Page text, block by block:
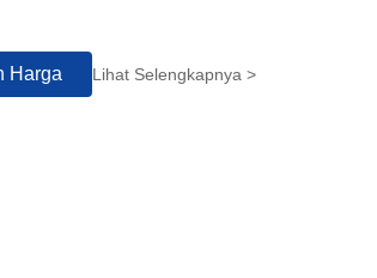
Harga Lihat Selengkapnya >